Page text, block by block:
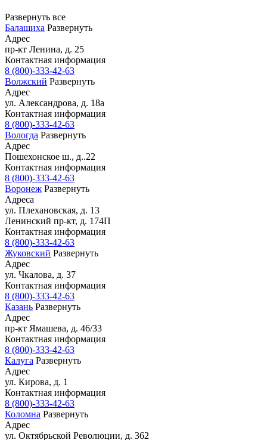
Развернуть все
Балашиха Развернуть
Адрес
пр-кт Ленина, д. 25
Контактная информация
8 (800)-333-42-63
Волжский Развернуть
Адрес
ул. Александрова, д. 18а
Контактная информация
8 (800)-333-42-63
Вологда Развернуть
Адрес
Пошехонское ш., д..22
Контактная информация
8 (800)-333-42-63
Воронеж Развернуть
Адреса
ул. Плехановская, д. 13
Ленинский пр-кт, д. 174П
Контактная информация
8 (800)-333-42-63
Жуковский Развернуть
Адрес
ул. Чкалова, д. 37
Контактная информация
8 (800)-333-42-63
Казань Развернуть
Адрес
пр-кт Ямашева, д. 46/33
Контактная информация
8 (800)-333-42-63
Калуга Развернуть
Адрес
ул. Кирова, д. 1
Контактная информация
8 (800)-333-42-63
Коломна Развернуть
Адрес
ул. Октябрьской Революции, д. 362